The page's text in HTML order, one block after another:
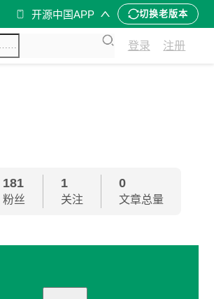
开源中国APP 切换老版本
登录 注册
181
粉丝
1
关注
0
文章总量